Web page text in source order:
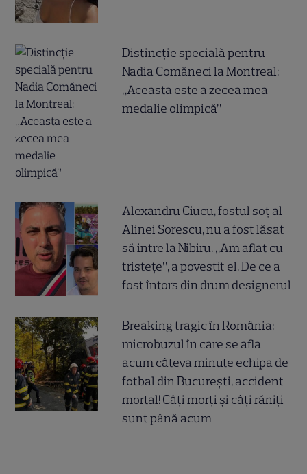
Distincție specială pentru
Nadia Comăneci la Montreal:
„Aceasta este a zecea mea
medalie olimpică”
Alexandru Ciucu, fostul soț al
Alinei Sorescu, nu a fost lăsat
să intre la Nibiru. „Am aflat cu
tristețe”, a povestit el. De ce a
fost întors din drum designerul
Breaking tragic în România:
microbuzul în care se afla
acum câteva minute echipa de
fotbal din București, accident
mortal! Câți morți și câți răniți
sunt până acum